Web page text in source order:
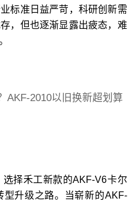
标准日益严苛，科研创新需
，但也逐渐显露出疲态，难
择禾工新款的AKF-V6卡尔
升级之路。当崭新的AKF-